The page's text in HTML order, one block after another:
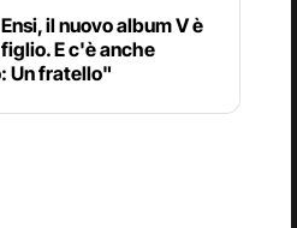
il nuovo album V è
E c'è anche
Un fratello"